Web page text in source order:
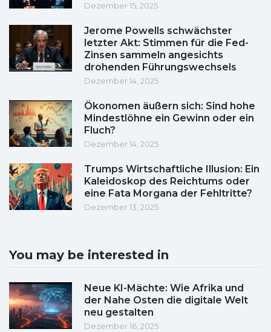
Dezember 15, 2025
Jerome Powells schwächster
letzter Akt: Stimmen für die Fed-
Zinsen sammeln angesichts
drohenden Führungswechsels
Dezember 14, 2025
Ökonomen äußern sich: Sind hohe
Mindestlöhne ein Gewinn oder ein
Fluch?
Dezember 14, 2025
Trumps Wirtschaftliche Illusion: Ein
Kaleidoskop des Reichtums oder
eine Fata Morgana der Fehltritte?
Dezember 13, 2025
You may be interested in
Neue KI-Mächte: Wie Afrika und
der Nahe Osten die digitale Welt
neu gestalten
Dezember 16, 2025